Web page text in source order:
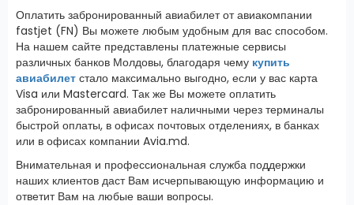
Оплатить забронированный авиабилет от авиакомпании
fastjet (FN) Вы можете любым удобным для вас способом.
На нашем сайте представлены платежные сервисы
различных банков Молдовы, благодаря чему купить
авиабилет стало максимально выгодно, если у вас карта
Visa или Mastercard. Так же Вы можете оплатить
забронированный авиабилет наличными через терминалы
быстрой оплаты, в офисах почтовых отделениях, в банках
или в офисах компании Avia.md.
Внимательная и профессиональная служба поддержки
наших клиентов даст Вам исчерпывающую информацию и
ответит Вам на любые ваши вопросы.